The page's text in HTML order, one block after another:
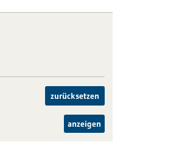
zurücksetzen
anzeigen